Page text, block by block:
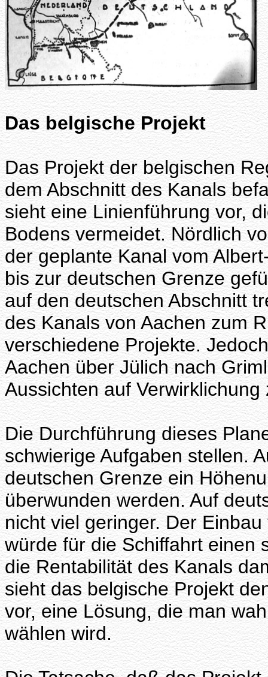
Das belgische Projekt
Das Projekt der belgischen
dem Abschnitt des Kanals
sieht eine Linienführung vor,
Bodens vermeidet. Nördlich
der geplante Kanal vom
bis zur deutschen Grenze
auf den deutschen Abschnitt
des Kanals von Aachen zum
verschiedene Projekte.
Aachen über Jülich nach
Aussichten auf Verwirklichung
Die Durchführung dieses
schwierige Aufgaben stellen.
deutschen Grenze ein
überwunden werden. Auf
nicht viel geringer. Der
würde für die Schiffahrt einen
die Rentabilität des Kanals
sieht das belgische Projekt
vor, eine Lösung, die man
wählen wird.